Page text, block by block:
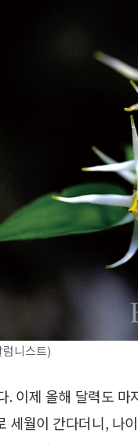
니스트)
. 이제 올해 달력도
세월이 간다더니, 나